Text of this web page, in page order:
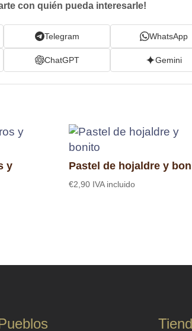
con quién pueda interesarle!
Telegram WhatsApp
ChatGPT Gemini
y
Pastel de hojaldre y
€2,90 IVA incluido